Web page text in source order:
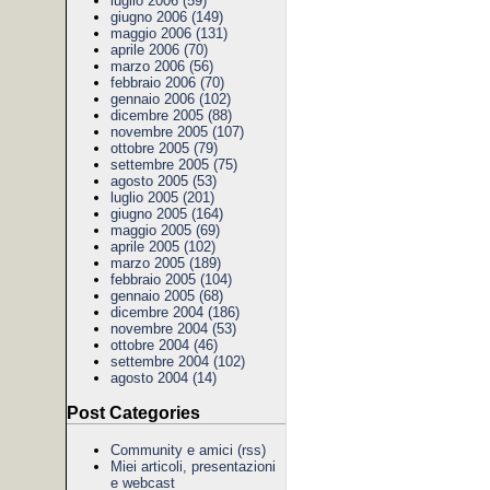
giugno 2006 (149)
maggio 2006 (131)
aprile 2006 (70)
marzo 2006 (56)
febbraio 2006 (70)
gennaio 2006 (102)
dicembre 2005 (88)
novembre 2005 (107)
ottobre 2005 (79)
settembre 2005 (75)
agosto 2005 (53)
luglio 2005 (201)
giugno 2005 (164)
maggio 2005 (69)
aprile 2005 (102)
marzo 2005 (189)
febbraio 2005 (104)
gennaio 2005 (68)
dicembre 2004 (186)
novembre 2004 (53)
ottobre 2004 (46)
settembre 2004 (102)
agosto 2004 (14)
Post Categories
Community e amici (rss)
Miei articoli, presentazioni
e webcast